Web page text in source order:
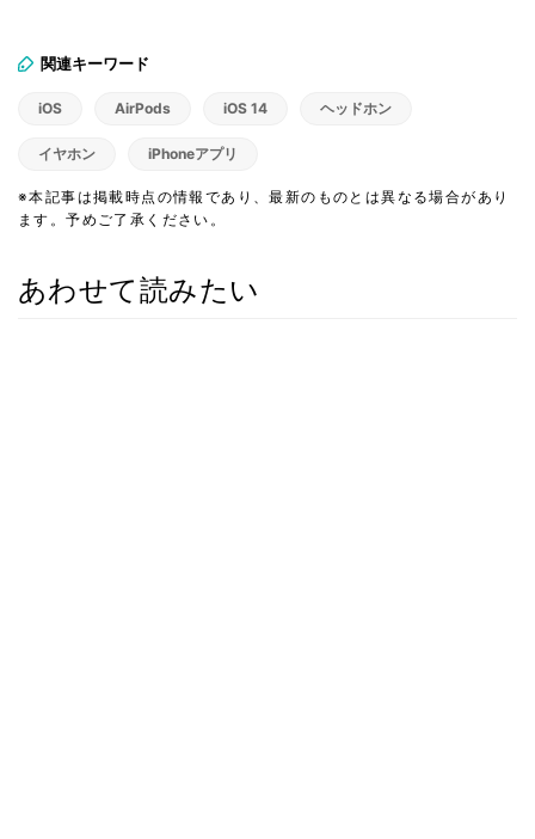
関連キーワード
iOS AirPods iOS 14 ヘッドホン
イヤホン iPhoneアプリ
※本記事は掲載時点の情報であり、最新のものとは異なる場合があり
ます。予めご了承ください。
あわせて読みたい